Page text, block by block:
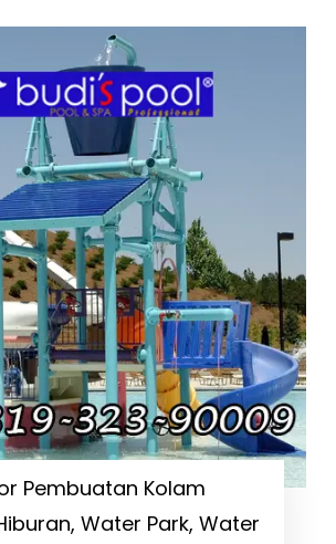
Pembuatan Kolam
Water Park, Water